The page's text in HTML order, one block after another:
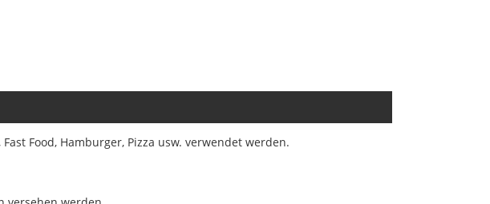
Food, Hamburger, Pizza usw. verwendet werden.